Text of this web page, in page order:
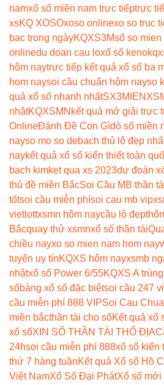
namxổ số miền nam trực tiếptrực
xsKQ XOSOxoso onlinexo so truc
bac trong ngàyKQXS3Msố so mien
onlinedu doan cau loxổ số keno
hôm naytrực tiếp kết quả xổ số ba
hom naysoi cầu chuẩn hôm nayso
quả xổ số nhanh nhấtSX3MIEN
nhậtKQXSMN kết quả mở giải trực
OnlineĐánh Đề Con Gìdò số miền
nayso mo so debach thủ lô đẹp
naykết quả xổ số kiến thiết toàn
bach kimket qua xs 2023dự đoán
thủ đề miền BắcSoi Cầu MB thần
tốtsoi cầu miễn phísoi cau mb vip
vietlottxsmn hôm naycầu lô đẹp
Bắcquay thử xsmnxổ số thần tài
chiều nayxo so mien nam hom nay
tuyến uy tínKQXS hôm nayxsmb
nhậtxổ số Power 6/55KQXS A
sốbảng xổ số đặc biệtsoi cầu 247
cầu miễn phí 888 VIPSoi Cau
miền bắcthần tài cho sốKết quả xổ
xổ sốXIN SỐ THẦN TÀI THỔ ĐỊA
24hsoi cầu miễn phí 888xổ số kiến
thứ 7 hàng tuầnKết quả Xổ số Hồ
Việt NamXổ Số Đại PhátXổ số mới